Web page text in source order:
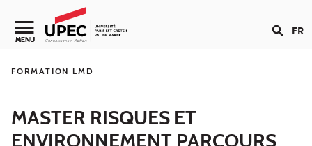
Aller au contenu
Navigation secondaire
MENU FR
FORMATION LMD
MASTER RISQUES ET
ENVIRONNEMENT PARCOURS